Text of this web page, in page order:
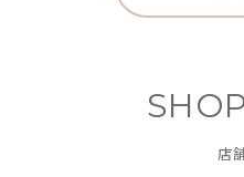
店